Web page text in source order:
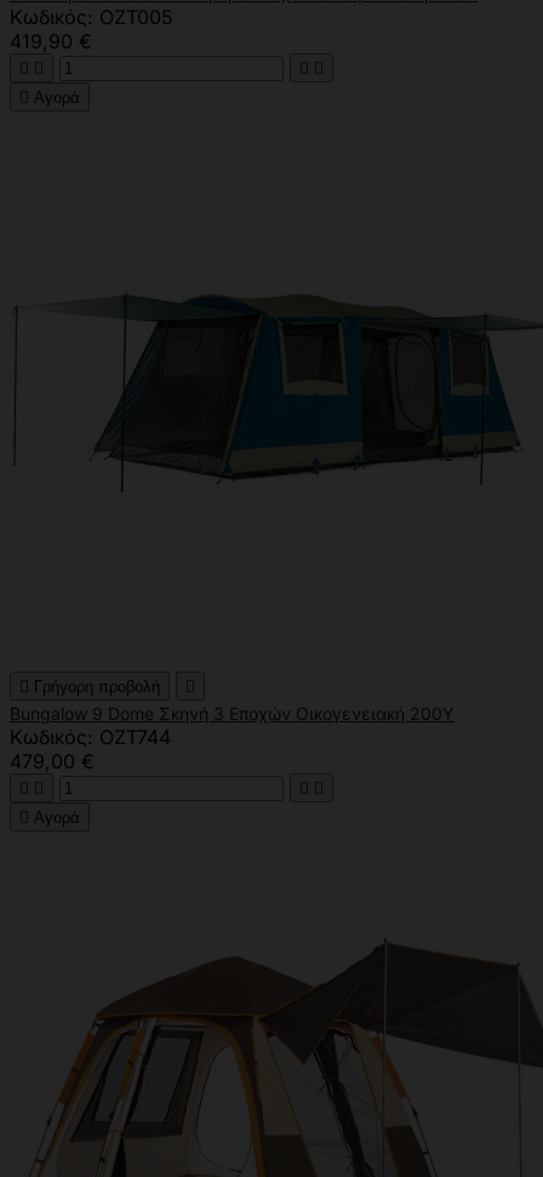
Κωδικός: OZT005
419,90 €
   
 Αγορά
 Γρήγορη προβολή 
Bungalow 9 Dome Σκηνή 3 Εποχών Οικογενειακή 200Υ
Κωδικός: OZT744
479,00 €
   
 Αγορά